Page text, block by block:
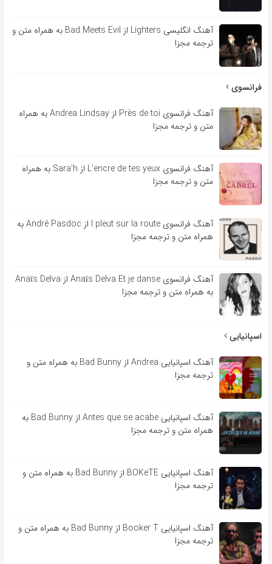
آهنگ انگلیسی Lighters از Bad Meets Evil به همراه متن و
ترجمه مجزا
فرانسوی
آهنگ فرانسوی Près de toi از Andrea Lindsay به همراه
متن و ترجمه مجزا
آهنگ فرانسوی L’encre de tes yeux از Sara’h به همراه
متن و ترجمه مجزا
آهنگ فرانسوی l pleut sur la route از André Pasdoc به
همراه متن و ترجمه مجزا
آهنگ فرانسوی Anaïs Delva Et je danse از Anaïs Delva
به همراه متن و ترجمه مجزا
اسپانیایی
آهنگ اسپانیایی Andrea از Bad Bunny به همراه متن و
ترجمه مجزا
آهنگ اسپانیایی Antes que se acabe از Bad Bunny به
همراه متن و ترجمه مجزا
آهنگ اسپانیایی BOKeTE از Bad Bunny به همراه متن و
ترجمه مجزا
آهنگ اسپانیایی Booker T از Bad Bunny به همراه متن و
ترجمه مجزا